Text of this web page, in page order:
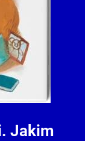
Jakim